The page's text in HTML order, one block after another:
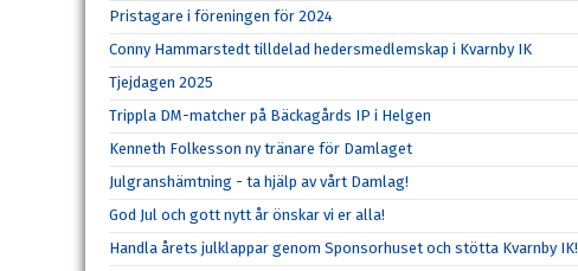
Pristagare i föreningen för 2024
Conny Hammarstedt tilldelad hedersmedlemskap i Kvarnby IK
Tjejdagen 2025
Trippla DM-matcher på Bäckagårds IP i Helgen
Kenneth Folkesson ny tränare för Damlaget
Julgranshämtning - ta hjälp av vårt Damlag!
God Jul och gott nytt år önskar vi er alla!
Handla årets julklappar genom Sponsorhuset och stötta Kvarnby IK!